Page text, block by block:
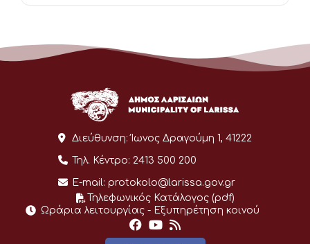
Διεύθυνση: Ίωνος Δραγούμη 1, 41222
Τηλ. Κέντρο: 2413 500 200
E-mail: protokolo@larissa.gov.gr
Τηλεφωνικός Κατάλογος (pdf)
Ωράρια λειτουργίας - Eξυπηρέτηση κοινού